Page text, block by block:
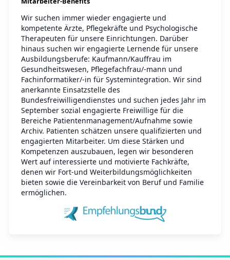
Wir suchen immer wieder engagierte und
kompetente Ärzte, Pflegekräfte und Psychologische
Therapeuten für unsere Einrichtungen. Darüber
hinaus suchen wir engagierte Lernende für unsere
Ausbildungsberufe: Kaufmann/Kauffrau im
Gesundheitswesen, Pflegefachfrau/-mann und
Fachinformatiker/-in für Systemintegration. Wir sind
anerkannte Einsatzstelle des
Bundesfreiwilligendienstes und suchen jedes Jahr im
September sozial engagierte Freiwillige für die
Bereiche Patientenmanagement/Aufnahme sowie
Archiv. Patienten schätzen unsere qualifizierten und
engagierten Mitarbeiter. Um diese Stärken und
Kompetenzen auszubauen, legen wir besonderen
Wert auf interessierte und motivierte Fachkräfte,
denen wir Fort-und Weiterbildungsmöglichkeiten
bieten sowie die Vereinbarkeit von Beruf und Familie
ermöglichen.